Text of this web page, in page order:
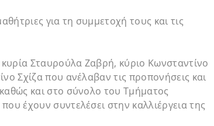
για τη συμμετοχή τους και τις
Σταυρούλα Ζαβρή, κύριο Κωνσταντίνο
Σχίζα που ανέλαβαν τις προπονήσεις και
και στο σύνολο του Τμήματος
έχουν συντελέσει στην καλλιέργεια της